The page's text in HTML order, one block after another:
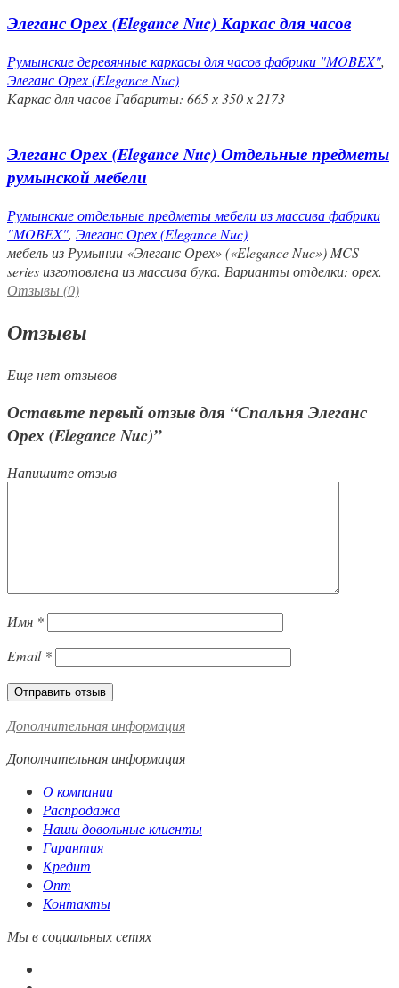
Элеганс Орех (Elegance Nuc) Каркас для часов
Румынские деревянные каркасы для часов фабрики "MOBEX",
Элеганс Орех (Elegance Nuc)
Каркас для часов Габариты: 665 х 350 х 2173
Элеганс Орех (Elegance Nuc) Отдельные предметы
румынской мебели
Румынские отдельные предметы мебели из массива фабрики
"MOBEX", Элеганс Орех (Elegance Nuc)
мебель из Румынии «Элеганс Орех» («Elegance Nuc») MCS
series изготовлена из массива бука. Варианты отделки: орех.
Отзывы (0)
Отзывы
Еще нет отзывов
Оставьте первый отзыв для “Спальня Элеганс
Орех (Elegance Nuc)”
Напишите отзыв
Имя *
Email *
Дополнительная информация
Дополнительная информация
О компании
Распродажа
Наши довольные клиенты
Гарантия
Кредит
Опт
Контакты
Мы в социальных сетях